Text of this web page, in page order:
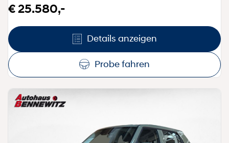
€ 25.580,-
Details anzeigen
Probe fahren